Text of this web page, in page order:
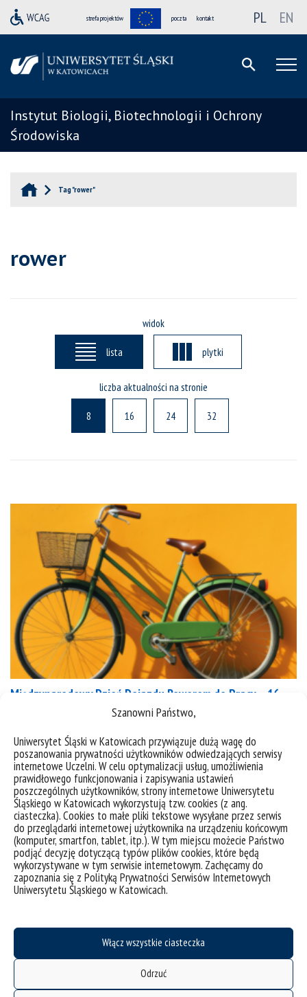
Szanowni Państwo,
Uniwersytet Śląski w Katowicach przywiązuje dużą wagę do
poszanowania prywatności użytkowników odwiedzających serwisy
internetowe Uczelni. W celu optymalizacji usług, umożliwienia
prawidłowego funkcjonowania i zapisywania ustawień
poszczególnych użytkowników, strony internetowe Uniwersytetu
Śląskiego w Katowicach wykorzystują tzw. cookies (z ang.
ciasteczka). Cookies to małe pliki tekstowe wysyłane przez serwis
do przeglądarki internetowej użytkownika na urządzeniu końcowym
(komputer, smartfon, tablet, itp.). W tym miejscu możecie Państwo
podjąć decyzję dotyczącą typów plików cookies, które będą
wykorzystywane w tym serwisie internetowym. Zachęcamy do
zapoznania się z Polityką Prywatności Serwisów Internetowych
Uniwersytetu Śląskiego w Katowicach.
Włącz wszystkie ciasteczka
Odrzuć
strefa projektów poczta kontakt PL EN
Instytut Biologii, Biotechnologii i Ochrony
Środowiska
Tag "rower"
rower
widok
lista plytki
liczba aktualności na stronie
8 16 24 32
Międzynarodowy Dzień Dojazdu Rowerem do Pracy – 16
kategorie:aktualności
wydarzenia
tagi :bezpieczeństwo dojazd ekologia komunikacja rower ruch drogowy
Wydział Nauk Przyrodniczych